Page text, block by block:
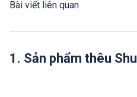
Bài viết liên quan
1. Sản phẩm thêu Shu